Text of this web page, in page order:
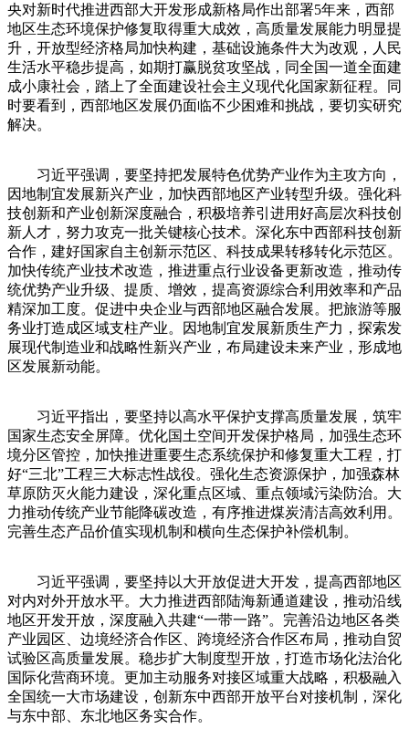
央对新时代推进西部大开发形成新格局作出部署5年来，西部
地区生态环境保护修复取得重大成效，高质量发展能力明显提
升，开放型经济格局加快构建，基础设施条件大为改观，人民
生活水平稳步提高，如期打赢脱贫攻坚战，同全国一道全面建
成小康社会，踏上了全面建设社会主义现代化国家新征程。同
时要看到，西部地区发展仍面临不少困难和挑战，要切实研究
解决。
习近平强调，要坚持把发展特色优势产业作为主攻方向，
因地制宜发展新兴产业，加快西部地区产业转型升级。强化科
技创新和产业创新深度融合，积极培养引进用好高层次科技创
新人才，努力攻克一批关键核心技术。深化东中西部科技创新
合作，建好国家自主创新示范区、科技成果转移转化示范区。
加快传统产业技术改造，推进重点行业设备更新改造，推动传
统优势产业升级、提质、增效，提高资源综合利用效率和产品
精深加工度。促进中央企业与西部地区融合发展。把旅游等服
务业打造成区域支柱产业。因地制宜发展新质生产力，探索发
展现代制造业和战略性新兴产业，布局建设未来产业，形成地
区发展新动能。
习近平指出，要坚持以高水平保护支撑高质量发展，筑牢
国家生态安全屏障。优化国土空间开发保护格局，加强生态环
境分区管控，加快推进重要生态系统保护和修复重大工程，打
好“三北”工程三大标志性战役。强化生态资源保护，加强森林
草原防灭火能力建设，深化重点区域、重点领域污染防治。大
力推动传统产业节能降碳改造，有序推进煤炭清洁高效利用。
完善生态产品价值实现机制和横向生态保护补偿机制。
习近平强调，要坚持以大开放促进大开发，提高西部地区
对内对外开放水平。大力推进西部陆海新通道建设，推动沿线
地区开发开放，深度融入共建“一带一路”。完善沿边地区各类
产业园区、边境经济合作区、跨境经济合作区布局，推动自贸
试验区高质量发展。稳步扩大制度型开放，打造市场化法治化
国际化营商环境。更加主动服务对接区域重大战略，积极融入
全国统一大市场建设，创新东中西部开放平台对接机制，深化
与东中部、东北地区务实合作。